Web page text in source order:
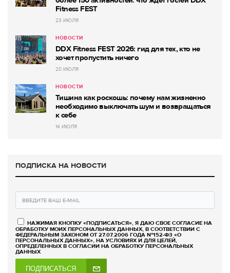
Fitness FEST
23 ИЮЛЯ
НОВОСТИ
DDX Fitness FEST 2026: гид для тех, кто не
хочет пропустить ничего
20 ИЮЛЯ
НОВОСТИ
Тишина как роскошь: почему нам жизненно
необходимо выключать шум и возвращаться
к себе
14 ИЮЛЯ
ПОДПИСКА НА НОВОСТИ
НАЖИМАЯ КНОПКУ «ПОДПИСАТЬСЯ», Я ДАЮ СВОЕ СОГЛАСИЕ НА
ОБРАБОТКУ МОИХ ПЕРСОНАЛЬНЫХ ДАННЫХ, В СООТВЕТСТВИИ С
ФЕДЕРАЛЬНЫМ ЗАКОНОМ ОТ 27.07.2006 ГОДА №152-ФЗ «О
ПЕРСОНАЛЬНЫХ ДАННЫХ», НА УСЛОВИЯХ И ДЛЯ ЦЕЛЕЙ,
ОПРЕДЕЛЕННЫХ В СОГЛАСИИ НА ОБРАБОТКУ ПЕРСОНАЛЬНЫХ
ДАННЫХ
ПОДПИСАТЬСЯ